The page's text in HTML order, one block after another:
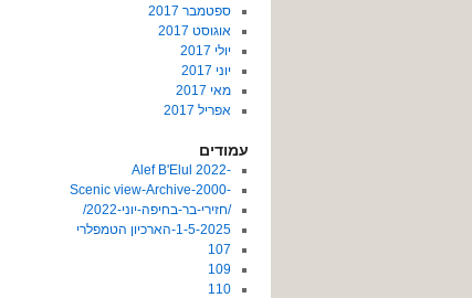
ספטמבר 2017
אוגוסט 2017
יולי 2017
יוני 2017
מאי 2017
אפריל 2017
עמודים
-2022 Alef B'Elul
-Scenic view-Archive-2000
/חזירי-בר-בחיפה-יוני-2022/
1-5-2025-הארכיון הטמפלרי
107
109
110